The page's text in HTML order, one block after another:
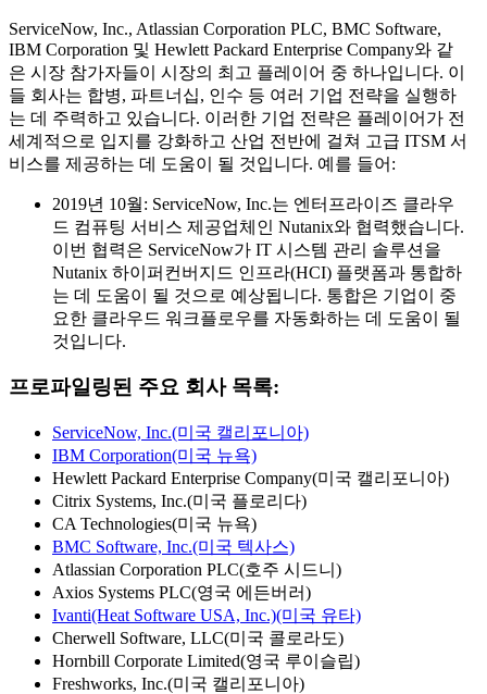
ServiceNow, Inc., Atlassian Corporation PLC, BMC Software,
IBM Corporation 및 Hewlett Packard Enterprise Company와 같
은 시장 참가자들이 시장의 최고 플레이어 중 하나입니다. 이
들 회사는 합병, 파트너십, 인수 등 여러 기업 전략을 실행하
는 데 주력하고 있습니다. 이러한 기업 전략은 플레이어가 전
세계적으로 입지를 강화하고 산업 전반에 걸쳐 고급 ITSM 서
비스를 제공하는 데 도움이 될 것입니다. 예를 들어:
2019년 10월: ServiceNow, Inc.는 엔터프라이즈 클라우
드 컴퓨팅 서비스 제공업체인 Nutanix와 협력했습니다.
이번 협력은 ServiceNow가 IT 시스템 관리 솔루션을
Nutanix 하이퍼컨버지드 인프라(HCI) 플랫폼과 통합하
는 데 도움이 될 것으로 예상됩니다. 통합은 기업이 중
요한 클라우드 워크플로우를 자동화하는 데 도움이 될
것입니다.
프로파일링된 주요 회사 목록:
ServiceNow, Inc.(미국 캘리포니아)
IBM Corporation(미국 뉴욕)
Hewlett Packard Enterprise Company(미국 캘리포니아)
Citrix Systems, Inc.(미국 플로리다)
CA Technologies(미국 뉴욕)
BMC Software, Inc.(미국 텍사스)
Atlassian Corporation PLC(호주 시드니)
Axios Systems PLC(영국 에든버러)
Ivanti(Heat Software USA, Inc.)(미국 유타)
Cherwell Software, LLC(미국 콜로라도)
Hornbill Corporate Limited(영국 루이슬립)
Freshworks, Inc.(미국 캘리포니아)